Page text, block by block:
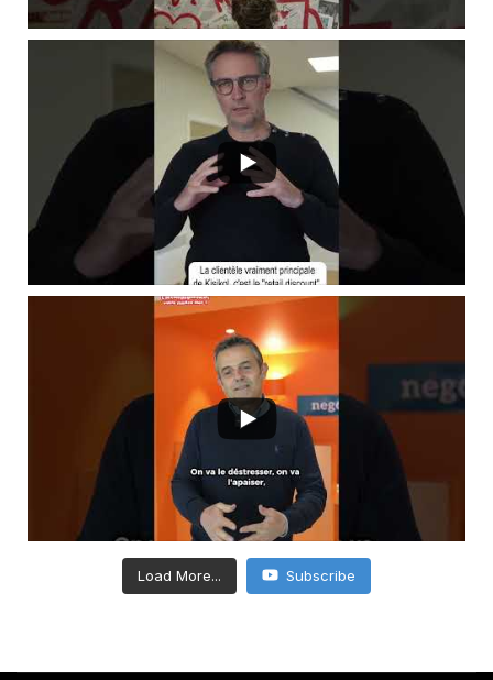
Load More... Subscribe